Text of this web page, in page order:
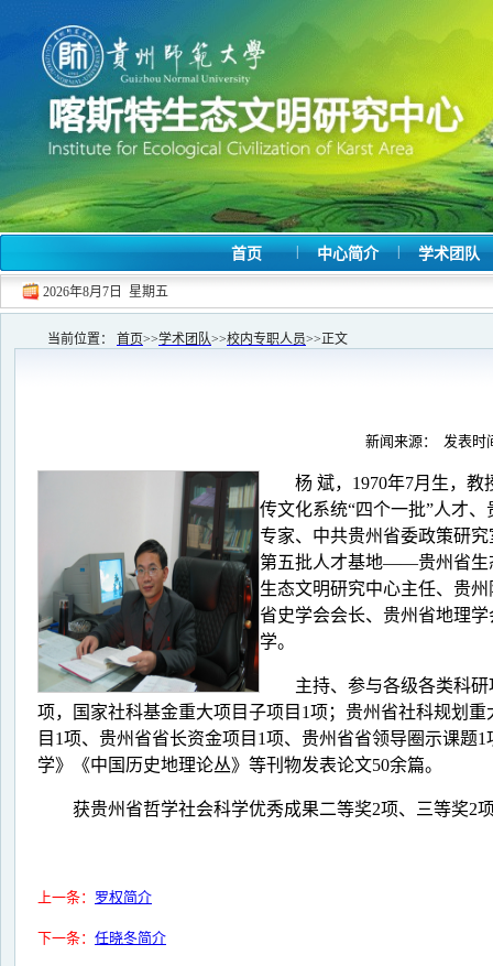
首页 | 中心简介 | 学术团队
2026年8月7日 星期五
当前位置： 首页>>学术团队>>校内专职人员>>正文
新闻来源： 发表时
杨 斌， 1970年7月生，
传文化系统“四个一批”人才、
专家、 中共贵州省委政策研
第五批人才基地——贵州省生
生态文明研究中心主任、贵
省史学会会长、贵州省地理
学。
主持、参与各级各类科研
项，国家社科基金重大项目子项目1项；贵州省社科规划
目1项、贵州省省长资金项目1项、贵州省省领导圈示课题
学》《中国历史地理论丛》等刊物发表论文50余篇。
获贵州省哲学社会科学优秀成果二等奖2项、三等奖2
上一条： 罗权简介
下一条： 任晓冬简介